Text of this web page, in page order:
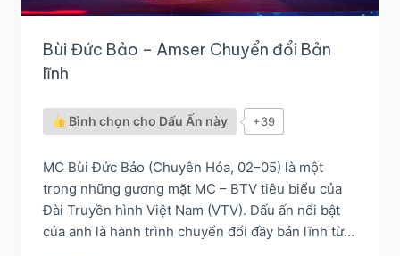
Bùi Đức Bảo – Amser Chuyển đổi Bản
lĩnh
Bình chọn cho Dấu Ấn này +39
MC Bùi Đức Bảo (Chuyên Hóa, 02–05) là một
trong những gương mặt MC – BTV tiêu biểu của
Đài Truyền hình Việt Nam (VTV). Dấu ấn nổi bật
của anh là hành trình chuyển đổi đầy bản lĩnh từ…